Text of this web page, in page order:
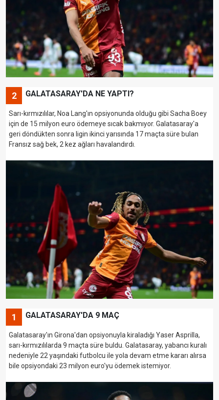
2 GALATASARAY'DA NE YAPTI?
Sarı-kırmızılılar, Noa Lang'ın opsiyonunda olduğu gibi Sacha Boey
için de 15 milyon euro ödemeye sıcak bakmıyor. Galatasaray'a
geri döndükten sonra ligin ikinci yarısında 17 maçta süre bulan
Fransız sağ bek, 2 kez ağları havalandırdı.
1 GALATASARAY'DA 9 MAÇ
Galatasaray'ın Girona'dan opsiyonuyla kiraladığı Yaser Asprilla,
sarı-kırmızılılarda 9 maçta süre buldu. Galatasaray, yabancı kuralı
nedeniyle 22 yaşındaki futbolcu ile yola devam etme kararı alırsa
bile opsiyondaki 23 milyon euro'yu ödemek istemiyor.